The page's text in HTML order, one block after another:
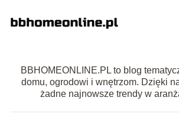
BBHOMEONLINE.PL to blog
domu, ogrodowi i wnętrzom. Dzięki
żadne najnowsze trendy w